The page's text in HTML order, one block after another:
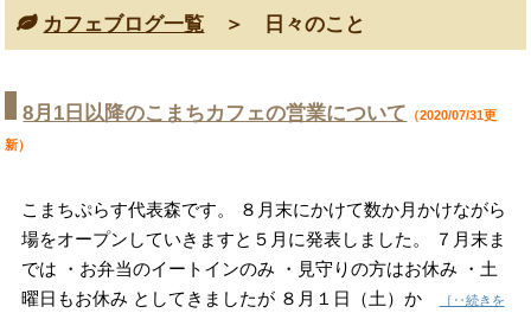
カフェブログ一覧 ＞ 日々のこと
8月1日以降のこまちカフェの営業について （2020/07/31更
新）
こまちぷらす代表森です。 ８月末にかけて数か月かけながら
場をオープンしていきますと５月に発表しました。 ７月末ま
では ・お弁当のイートインのみ ・見守りの方はお休み ・土
曜日もお休み としてきましたが ８月１日（土）か
［‥続きを